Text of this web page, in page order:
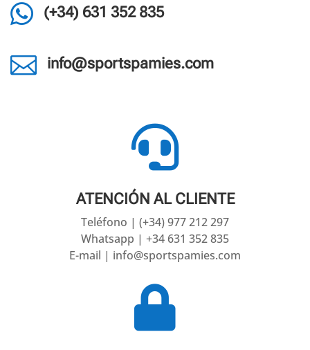
 (+34) 631 352 835
 info@sportspamies.com

ATENCIÓN AL CLIENTE
Teléfono | (+34) 977 212 297
Whatsapp | +34 631 352 835
E-mail | info@sportspamies.com
